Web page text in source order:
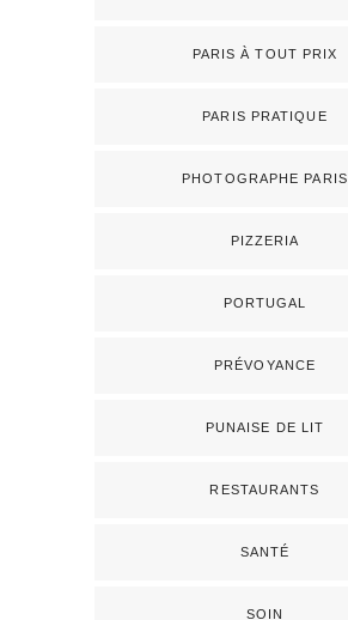
PARIS À TOUT PRIX
PARIS PRATIQUE
PHOTOGRAPHE PARIS
PIZZERIA
PORTUGAL
PRÉVOYANCE
PUNAISE DE LIT
RESTAURANTS
SANTÉ
SOIN